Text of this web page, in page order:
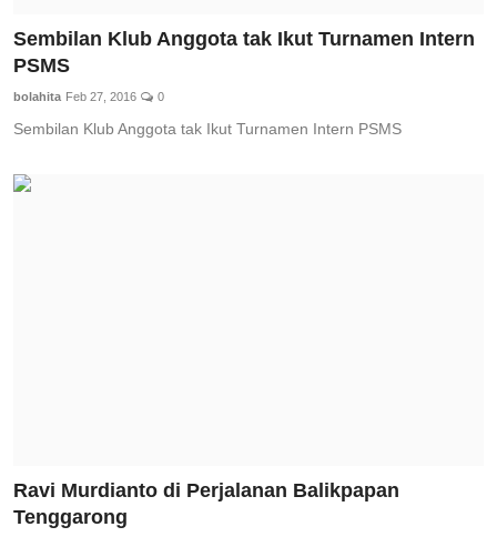
Sembilan Klub Anggota tak Ikut Turnamen Intern
PSMS
bolahita Feb 27, 2016 0
Sembilan Klub Anggota tak Ikut Turnamen Intern PSMS
Ravi Murdianto di Perjalanan Balikpapan
Tenggarong